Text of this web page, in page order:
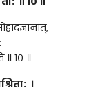
॥ १० ॥
।